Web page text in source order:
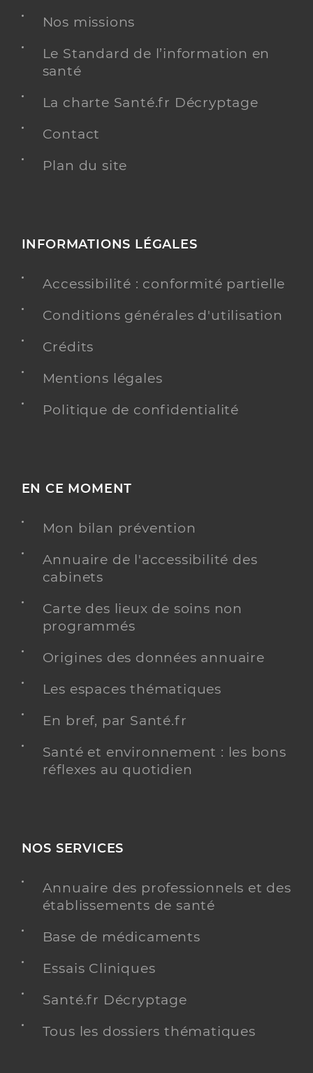
Nos missions
Le Standard de l’information en
santé
La charte Santé.fr Décryptage
Contact
Plan du site
INFORMATIONS LÉGALES
Accessibilité : conformité partielle
Conditions générales d'utilisation
Crédits
Mentions légales
Politique de confidentialité
EN CE MOMENT
Mon bilan prévention
Annuaire de l'accessibilité des
cabinets
Carte des lieux de soins non
programmés
Origines des données annuaire
Les espaces thématiques
En bref, par Santé.fr
Santé et environnement : les bons
réflexes au quotidien
NOS SERVICES
Annuaire des professionnels et des
établissements de santé
Base de médicaments
Essais Cliniques
Santé.fr Décryptage
Tous les dossiers thématiques